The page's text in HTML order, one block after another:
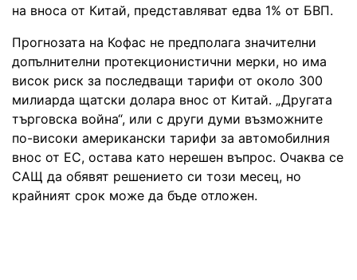
на вноса от Китай, представляват едва 1% от БВП.
Прогнозата на Кофас не предполага значителни
допълнителни протекционистични мерки, но има
висок риск за последващи тарифи от около 300
милиарда щатски долара внос от Китай. „Другата
търговска война“, или с други думи възможните
по-високи американски тарифи за автомобилния
внос от ЕС, остава като нерешен въпрос. Очаква се
САЩ да обявят решението си този месец, но
крайният срок може да бъде отложен.